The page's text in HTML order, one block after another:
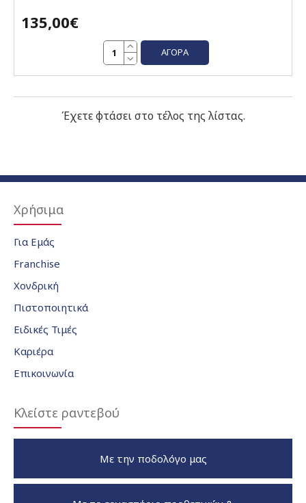
135,00€
ΑΓΟΡΆ
Έχετε φτάσει στο τέλος της λίστας.
Χρήσιμα
Για Εμάς
Franchise
Χονδρική
Πιστοποιητικά
Ειδικές Τιμές
Καριέρα
Επικοινωνία
Κλείστε ραντεβού
Με την ποδολόγο μας